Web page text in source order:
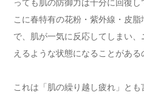
っても肌の防御力は十分に回復
こに春特有の花粉・紫外線・皮
で、肌が一気に反応してしまい
えるような状態になることがある
これは「肌の繰り越し疲れ」と